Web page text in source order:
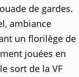
de gardes.
ambiance
un florilège de
jouées en
sort de la VF